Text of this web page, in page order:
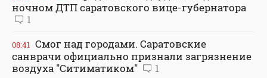
ночном ДТП саратовского вице-губернатора
1
08:41 Смог над городами. Саратовские
санврачи официально признали загрязнение
воздуха "Ситиматиком"
1